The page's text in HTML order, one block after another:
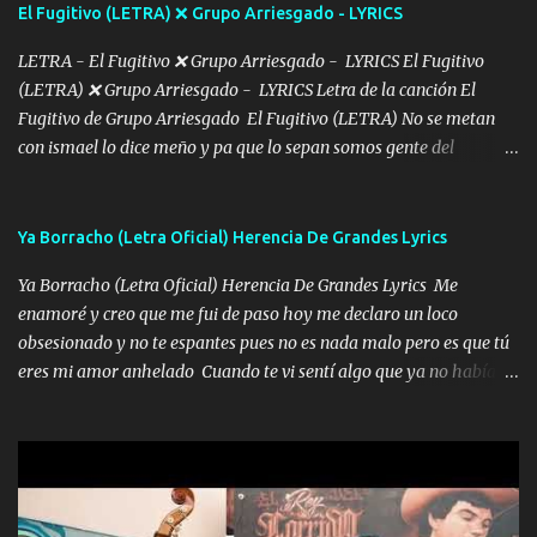
pensar... Que tú ya no vas a estar Pasarán... Solito me dejaras
Intentar... ...
El Fugitivo (LETRA) ❌ Grupo Arriesgado - LYRICS
LETRA - El Fugitivo ❌ Grupo Arriesgado - LYRICS El Fugitivo
(LETRA) ❌ Grupo Arriesgado - LYRICS Letra de la canción El
Fugitivo de Grupo Arriesgado El Fugitivo (LETRA) No se metan
con ismael lo dice meño y pa que lo sepan somos gente del
grande traemos la bandera 04 se oye por los radios y bien
ofrece también peleam'os bien atentó el compa huicho la corta al
cinto y radios colgados cuando salimos del rancho carros
blindándos y bien equipados no somos gente de problemas pero
defendemos muy bien nuestra tierra buena sombra nos cobija y el
porque lo estimo y lo quiero ami lado vivi...
Ya Borracho (Letra Oficial) Herencia De Grandes Lyrics
Ya Borracho (Letra Oficial) Herencia De Grandes Lyrics Me
enamoré y creo que me fui de paso hoy me declaro un loco
obsesionado y no te espantes pues no es nada malo pero es que tú
eres mi amor anhelado Cuando te vi sentí algo que ya no había
cariño de mi alma Que pa febrero vendré frente a ti con mis
preguntas y digas que sí hacernos novios y verte feliz y muy